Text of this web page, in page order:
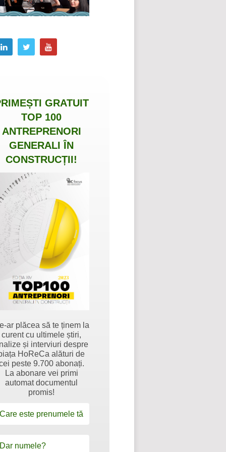
GRATUIT
TOP 100
ANTREPRENORI
GENERALI ÎN
CONSTRUCȚII!
ar plăcea să te ținem la
curent cu ultimele știri,
și interviuri despre
HoReCa alături de
peste 9.700 abonați.
La abonare vei primi
automat documentul
promis!